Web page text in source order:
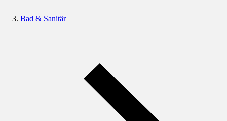
Bad & Sanitär